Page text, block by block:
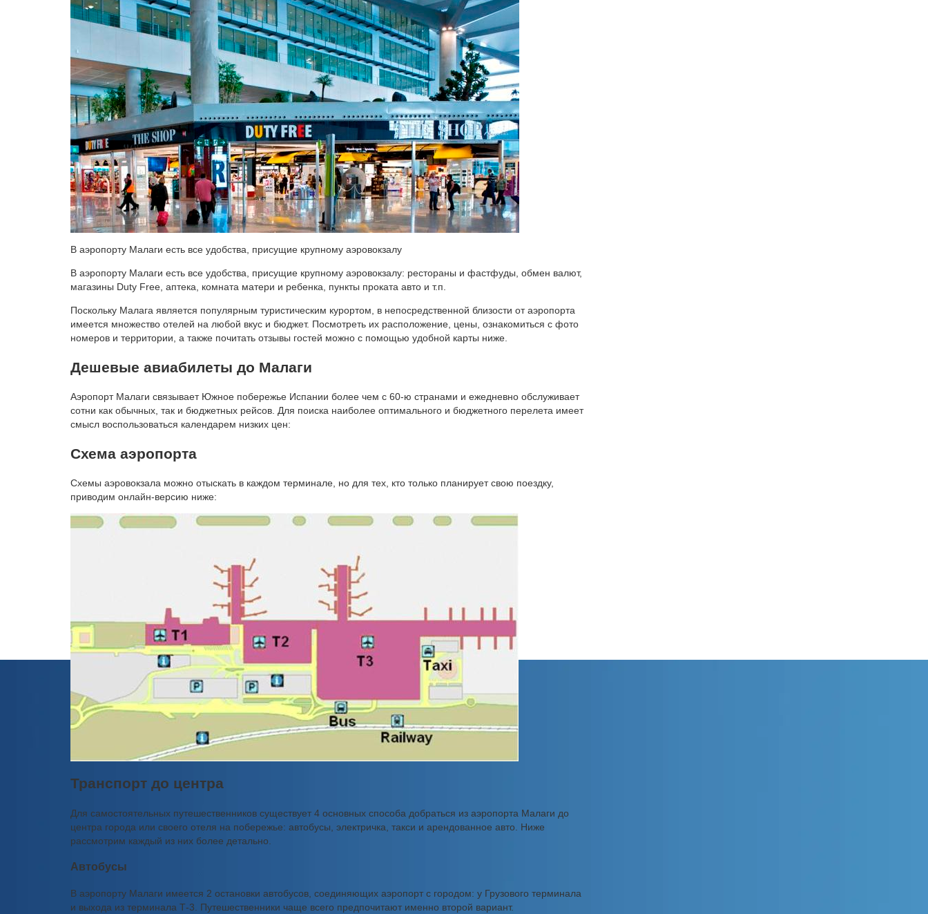
В аэропорту Малаги есть все удобства, присущие крупному аэровокзалу
В аэропорту Малаги есть все удобства, присущие крупному аэровокзалу: рестораны и фастфуды, обмен валют,
магазины Duty Free, аптека, комната матери и ребенка, пункты проката авто и т.п.
Поскольку Малага является популярным туристическим курортом, в непосредственной близости от аэропорта
имеется множество отелей на любой вкус и бюджет. Посмотреть их расположение, цены, ознакомиться с фото
номеров и территории, а также почитать отзывы гостей можно с помощью удобной карты ниже.
Дешевые авиабилеты до Малаги
Аэропорт Малаги связывает Южное побережье Испании более чем с 60-ю странами и ежедневно обслуживает
сотни как обычных, так и бюджетных рейсов. Для поиска наиболее оптимального и бюджетного перелета имеет
смысл воспользоваться календарем низких цен:
Схема аэропорта
Схемы аэровокзала можно отыскать в каждом терминале, но для тех, кто только планирует свою поездку,
приводим онлайн-версию ниже:
Транспорт до центра
Для самостоятельных путешественников существует 4 основных способа добраться из аэропорта Малаги до
центра города или своего отеля на побережье: автобусы, электричка, такси и арендованное авто. Ниже
рассмотрим каждый из них более детально.
Автобусы
В аэропорту Малаги имеется 2 остановки автобусов, соединяющих аэропорт с городом: у Грузового терминала
и выхода из терминала Т-3. Путешественники чаще всего предпочитают именно второй вариант.